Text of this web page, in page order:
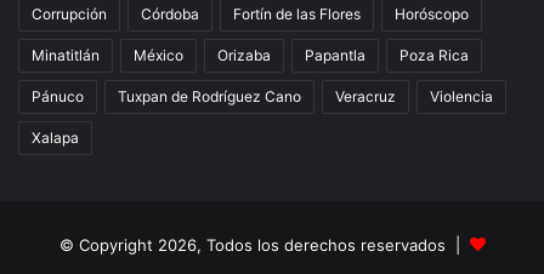
Corrupción Córdoba Fortín de las Flores Horóscopo
Minatitlán México Orizaba Papantla Poza Rica
Pánuco Tuxpan de Rodríguez Cano Veracruz Violencia
Xalapa
© Copyright 2026, Todos los derechos reservados |